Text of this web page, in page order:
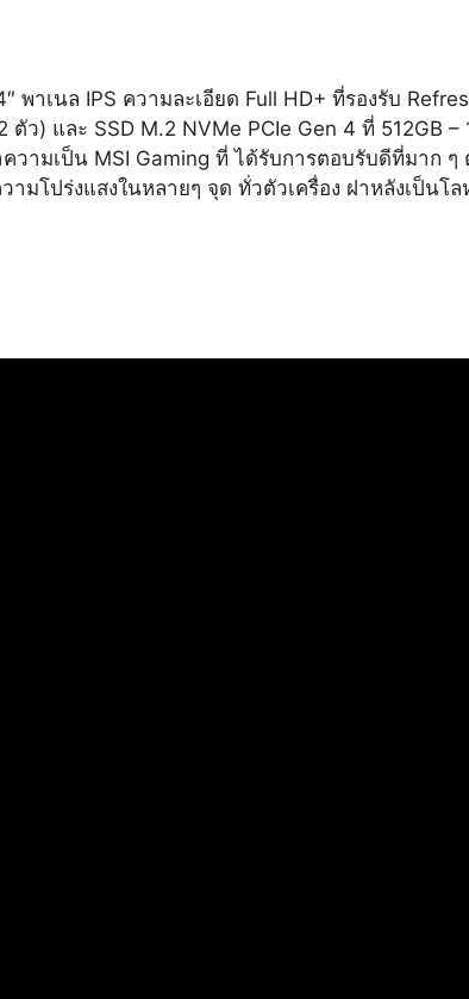
าเนล IPS ความละเอียด Full HD+ ที่รองรับ
ว) และ SSD M.2 NVMe PCIe Gen 4 ที่ 512GB –
ามเป็น MSI Gaming ที่ ได้รับการตอบรับดีที่มาก ๆ
มโปร่งแสงในหลายๆ จุด ทั่วตัวเครื่อง ฝาหลังเป็นโ